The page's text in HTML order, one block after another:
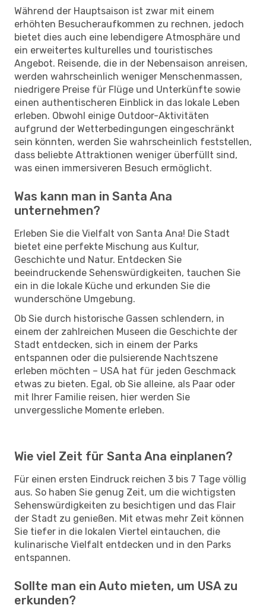
Während der Hauptsaison ist zwar mit einem
erhöhten Besucheraufkommen zu rechnen, jedoch
bietet dies auch eine lebendigere Atmosphäre und
ein erweitertes kulturelles und touristisches
Angebot. Reisende, die in der Nebensaison anreisen,
werden wahrscheinlich weniger Menschenmassen,
niedrigere Preise für Flüge und Unterkünfte sowie
einen authentischeren Einblick in das lokale Leben
erleben. Obwohl einige Outdoor-Aktivitäten
aufgrund der Wetterbedingungen eingeschränkt
sein könnten, werden Sie wahrscheinlich feststellen,
dass beliebte Attraktionen weniger überfüllt sind,
was einen immersiveren Besuch ermöglicht.
Was kann man in Santa Ana
unternehmen?
Erleben Sie die Vielfalt von Santa Ana! Die Stadt
bietet eine perfekte Mischung aus Kultur,
Geschichte und Natur. Entdecken Sie
beeindruckende Sehenswürdigkeiten, tauchen Sie
ein in die lokale Küche und erkunden Sie die
wunderschöne Umgebung.
Ob Sie durch historische Gassen schlendern, in
einem der zahlreichen Museen die Geschichte der
Stadt entdecken, sich in einem der Parks
entspannen oder die pulsierende Nachtszene
erleben möchten – USA hat für jeden Geschmack
etwas zu bieten. Egal, ob Sie alleine, als Paar oder
mit Ihrer Familie reisen, hier werden Sie
unvergessliche Momente erleben.
Wie viel Zeit für Santa Ana einplanen?
Für einen ersten Eindruck reichen 3 bis 7 Tage völlig
aus. So haben Sie genug Zeit, um die wichtigsten
Sehenswürdigkeiten zu besichtigen und das Flair
der Stadt zu genießen. Mit etwas mehr Zeit können
Sie tiefer in die lokalen Viertel eintauchen, die
kulinarische Vielfalt entdecken und in den Parks
entspannen.
Sollte man ein Auto mieten, um USA zu
erkunden?